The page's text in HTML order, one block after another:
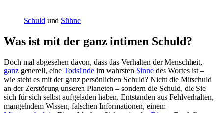
Schuld und Sühne
Was ist mit der ganz intimen Schuld?
Doch mal abgesehen davon, dass das Verhalten der Menschheit,
ganz generell, eine Todsünde im wahrsten Sinne des Wortes ist –
wie steht es mit der ganz persönlichen Schuld? Nicht die Mitschuld
an der Zerstörung unseren Planeten – sondern die Schuld, die Sie
sich für sich selbst aufgeladen haben. Entstanden aus Fehlverhalten,
mangelndem Wissen, falschen Informationen, einem